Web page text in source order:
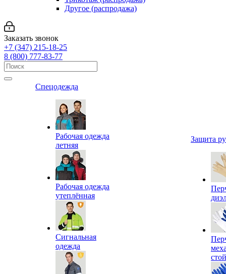
Другое (распродажа)
Заказать звонок
+7 (347) 215-18-25
8 (800) 777-83-77
Спецодежда
Рабочая одежда
летняя
Рабочая одежда
утеплённая
Сигнальная
одежда
Защита